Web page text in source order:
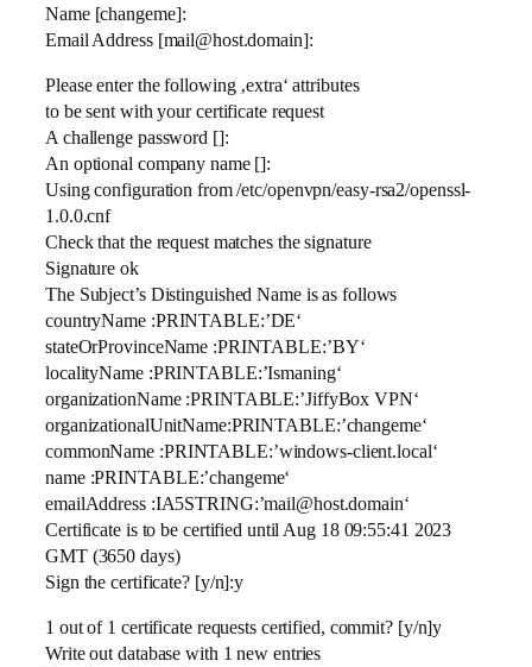
Name [changeme]:
Email Address [mail@host.domain]:
Please enter the following ‚extra‘ attributes
to be sent with your certificate request
A challenge password []:
An optional company name []:
Using configuration from /etc/openvpn/easy-rsa2/openssl-
1.0.0.cnf
Check that the request matches the signature
Signature ok
The Subject’s Distinguished Name is as follows
countryName :PRINTABLE:’DE‘
stateOrProvinceName :PRINTABLE:’BY‘
localityName :PRINTABLE:’Ismaning‘
organizationName :PRINTABLE:’JiffyBox VPN‘
organizationalUnitName:PRINTABLE:’changeme‘
commonName :PRINTABLE:’windows-client.local‘
name :PRINTABLE:’changeme‘
emailAddress :IA5STRING:’mail@host.domain‘
Certificate is to be certified until Aug 18 09:55:41 2023
GMT (3650 days)
Sign the certificate? [y/n]:y
1 out of 1 certificate requests certified, commit? [y/n]y
Write out database with 1 new entries